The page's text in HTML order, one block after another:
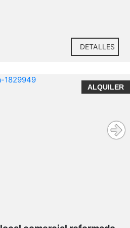
DETALLES
ALQUILER
local comercial en
Plaza Mayor 14 de